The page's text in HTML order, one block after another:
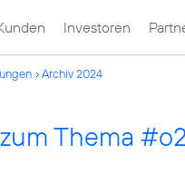
Investoren
Archiv 2024
Thema